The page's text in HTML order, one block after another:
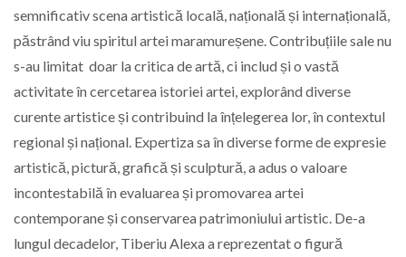
semnificativ scena artistică locală, națională și internațională,
păstrând viu spiritul artei maramureșene. Contribuțiile sale nu
s-au limitat doar la critica de artă, ci includ și o vastă
activitate în cercetarea istoriei artei, explorând diverse
curente artistice și contribuind la înțelegerea lor, în contextul
regional și național. Expertiza sa în diverse forme de expresie
artistică, pictură, grafică și sculptură, a adus o valoare
incontestabilă în evaluarea și promovarea artei
contemporane și conservarea patrimoniului artistic. De-a
lungul decadelor, Tiberiu Alexa a reprezentat o figură